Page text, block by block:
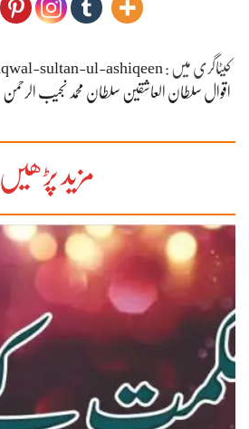
کیٹاگری میں :
اقوال سلطان العاشقین سلطان محمد نجیب الرحمن
مزید پڑھیں